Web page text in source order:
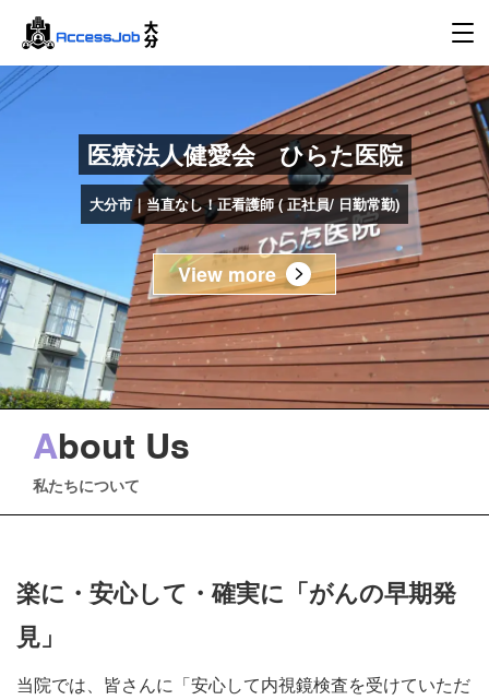
医療法人健愛会 ひらた医院
大分市｜当直なし！正看護師 ( 正社員/ 日勤常勤)
View more
About Us
私たちについて
楽に・安心して・確実に「がんの早期発
見」
当院では、皆さんに「安心して内視鏡検査を受けていただ